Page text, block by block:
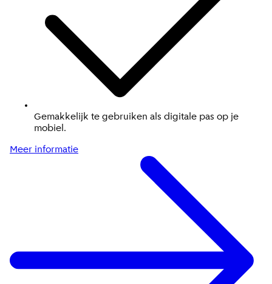
Gemakkelijk te gebruiken als digitale pas op je
mobiel.
Meer informatie